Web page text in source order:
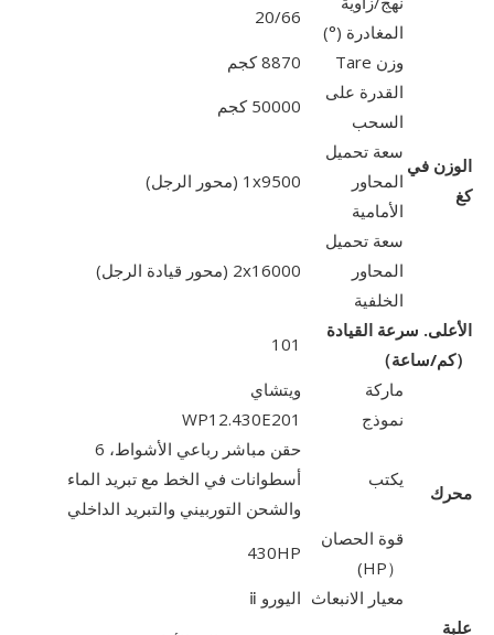
المغادرة (°)
20/66
الوزن في
كغ
وزن Tare
8870 كجم
القدرة على
السحب
50000 كجم
سعة تحميل
المحاور
الأمامية
1x9500 (محور الرجل)
سعة تحميل
المحاور
الخلفية
2x16000 (محور قيادة الرجل)
الأعلى. سرعة القيادة
（كم/ساعة）
101
محرك
ماركة
ويتشاي
نموذج
WP12.430E201
يكتب
حقن مباشر رباعي الأشواط، 6
أسطوانات في الخط مع تبريد الماء
والشحن التوربيني والتبريد الداخلي
قوة الحصان
（HP)
430HP
معيار الانبعاث اليورو ⅱ
علبة